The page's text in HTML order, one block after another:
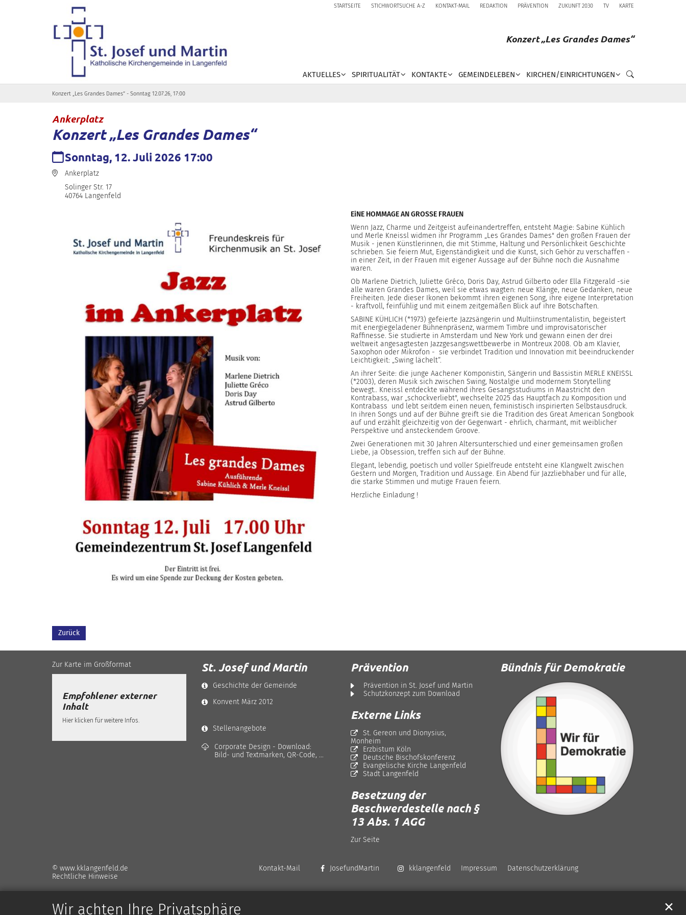
Wir achten Ihre Privatsphäre ✕
STARTSEITE STICHWORTSUCHE A-Z KONTAKT-MAIL REDAKTION PRÄVENTION ZUKUNFT 2030 TV KARTE
Konzert „Les Grandes Dames“
AKTUELLES SPIRITUALITÄT KONTAKTE GEMEINDELEBEN KIRCHEN/EINRICHTUNGEN
Konzert „Les Grandes Dames“ - Sonntag 12.07.26, 17:00
Ankerplatz:
Konzert „Les Grandes Dames“
Datum:
Sonntag, 12. Juli 2026 17:00
Ort:
Ankerplatz
Solinger Str. 17
40764 Langenfeld
EiNE HOMMAGE AN GROSSE FRAUEN
Wenn Jazz, Charme und Zeitgeist aufeinandertreffen, entsteht Magie: Sabine Kühlich
und Merle Kneissl widmen ihr Programm „Les Grandes Dames" den großen Frauen der
Musik - jenen Künstlerinnen, die mit Stimme, Haltung und Persönlichkeit Geschichte
schrieben. Sie feiern Mut, Eigenständigkeit und die Kunst, sich Gehör zu verschaffen -
in einer Zeit, in der Frauen mit eigener Aussage auf der Bühne noch die Ausnahme
waren.
Ob Marlene Dietrich, Juliette Gréco, Doris Day, Astrud Gilberto oder Ella Fitzgerald -sie
alle waren Grandes Dames, weil sie etwas wagten: neue Klänge, neue Gedanken, neue
Freiheiten. Jede dieser Ikonen bekommt ihren eigenen Song, ihre eigene Interpretation
- kraftvoll, feinfühlig und mit einem zeitgemäßen Blick auf ihre Botschaften.
SABINE KÜHLICH (*1973) gefeierte Jazzsängerin und Multiinstrumentalistin, begeistert
mit energiegeladener Bühnenpräsenz, warmem Timbre und improvisatorischer
Raffinesse. Sie studierte in Amsterdam und New York und gewann einen der drei
weltweit angesagtesten Jazzgesangswettbewerbe in Montreux 2008. Ob am Klavier,
Saxophon oder Mikrofon - sie verbindet Tradition und Innovation mit beeindruckender
Leichtigkeit: „Swing lächelt“.
An ihrer Seite: die junge Aachener Komponistin, Sängerin und Bassistin MERLE KNEISSL
(*2003), deren Musik sich zwischen Swing, Nostalgie und modernem Storytelling
bewegt.. Kneissl entdeckte während ihres Gesangsstudiums in Maastricht den
Kontrabass, war „schockverliebt", wechselte 2025 das Hauptfach zu Komposition und
Kontrabass und lebt seitdem einen neuen, feministisch inspirierten Selbstausdruck.
In ihren Songs und auf der Bühne greift sie die Tradition des Great American Songbook
auf und erzählt gleichzeitig von der Gegenwart - ehrlich, charmant, mit weiblicher
Perspektive und ansteckendem Groove.
Zwei Generationen mit 30 Jahren Altersunterschied und einer gemeinsamen großen
Liebe, ja Obsession, treffen sich auf der Bühne.
Elegant, lebendig, poetisch und voller Spielfreude entsteht eine Klangwelt zwischen
Gestern und Morgen, Tradition und Aussage. Ein Abend für Jazzliebhaber und für alle,
die starke Stimmen und mutige Frauen feiern.
Herzliche Einladung !
Zurück
Zur Karte im Großformat
Empfohlener externer
Inhalt
Hier klicken für weitere Infos.
St. Josef und Martin
Geschichte der Gemeinde
Konvent März 2012
Stellenangebote
Corporate Design - Download:
Bild- und Textmarken, QR-Code, ...
Prävention
Prävention in St. Josef und Martin
Schutzkonzept zum Download
Externe Links
St. Gereon und Dionysius,
Monheim
Erzbistum Köln
Deutsche Bischofskonferenz
Evangelische Kirche Langenfeld
Stadt Langenfeld
Besetzung der
Beschwerdestelle nach §
13 Abs. 1 AGG
Zur Seite
Bündnis für Demokratie
© www.kklangenfeld.de Kontakt-Mail JosefundMartin kklangenfeld Impressum
Datenschutzerklärung
Rechtliche Hinweise